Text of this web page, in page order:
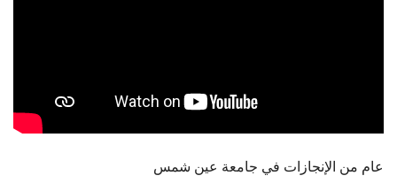
سجل الان
عام من الإنجازات في جامعة عين شمس